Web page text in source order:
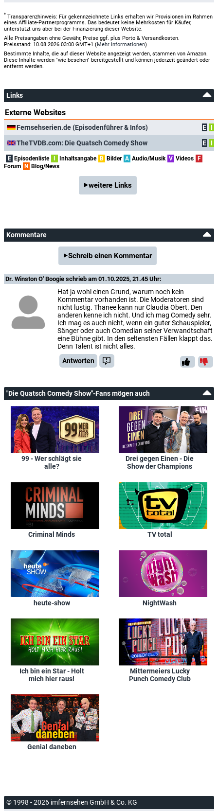
* Transparenzhinweis: Für gekennzeichnete Links erhalten wir Provisionen im Rahmen
eines Affiliate-Partnerprogramms. Das bedeutet keine Mehrkosten für Käufer,
unterstützt uns aber bei der Finanzierung dieser Website.
Alle Preisangaben ohne Gewähr, Preise ggf. plus Porto & Versandkosten.
Preisstand: 10.08.2026 03:00 GMT+1 (Mehr Informationen)
Bestimmte Inhalte, die auf dieser Website angezeigt werden, stammen von Amazon.
Diese Inhalte werden "wie besehen" bereitgestellt und können jederzeit geändert oder
entfernt werden.
Links
Externe Websites
Fernsehserien.de (Episodenführer & Infos) E
I
TheTVDB.com: Die Quatsch Comedy Show
E I
E Episodenliste Inhaltsangabe B Bilder A Audio/Musik V Videos
F
Forum
N Blog/News
weitere Links
Kommentare
Schreib einen Kommentar
Dr. Winston O' Boogie schrieb am 01.10.2025, 21.45 Uhr:
Hat ja wohl einen Grund, warum noch kein
Kommentar vorhanden ist. Die Moderatoren sind
nicht lustig. Thanee kann nur Claudia Obert. Den
anderen kenne ich nicht. Und ich mag Comedy sehr.
Ich mag es auch nicht, wenn ein guter Schauspieler,
Sänger oder auch Comedian seiner Verwandtschaft
eine Bühne gibt. In den seltensten Fällen klappt das.
Denn Talent ist nicht alles.
Antworten
"Die Quatsch Comedy Show"-Fans mögen auch
99 - Wer schlägt sie
alle?
Drei gegen Einen - Die
Show der Champions
Criminal Minds TV total
heute-show NightWash
Ich bin ein Star - Holt
mich hier raus!
Mittermeiers Lucky
Punch Comedy Club
Genial daneben
© 1998 - 2026 imfernsehen GmbH & Co. KG